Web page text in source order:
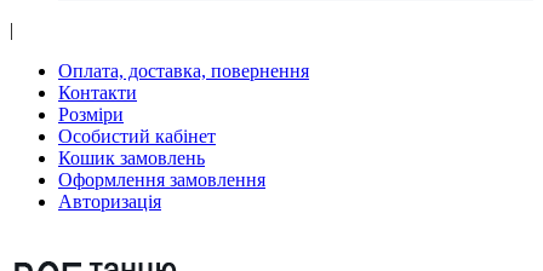
|
Оплата, доставка, повернення
Контакти
Розміри
Особистий кабінет
Кошик замовлень
Оформлення замовлення
Авторизація